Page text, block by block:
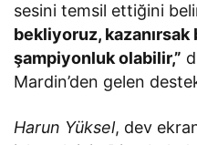
sesini temsil ettiğini
bekliyoruz, kazanırsak
şampiyonluk olabilir,”
Mardin’den gelen
Harun Yüksel, dev